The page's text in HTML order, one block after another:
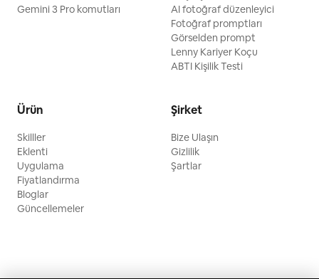
Gemini 3 Pro komutları
AI fotoğraf düzenleyici
Fotoğraf promptları
Görselden prompt
Lenny Kariyer Koçu
ABTI Kişilik Testi
Ürün
Skilller
Eklenti
Uygulama
Fiyatlandırma
Bloglar
Güncellemeler
Şirket
Bize Ulaşın
Gizlilik
Şartlar